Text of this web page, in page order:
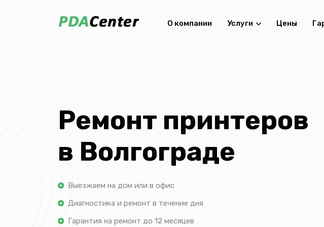
О компании Услуги Цены
Ремонт принтеров
в Волгограде
Выезжаем на дом или в офис
Диагностика и ремонт в течение дня
Гарантия на ремонт до 12 месяцев